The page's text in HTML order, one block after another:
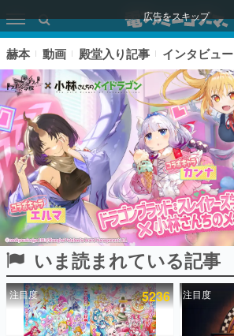
広告をスキップ
ピックアップ
電ファミのいま読まれている記事ランキング
赫本 動画 殿堂入り記事 インタビュー
いま読まれている記事
注目度 5236 注目度